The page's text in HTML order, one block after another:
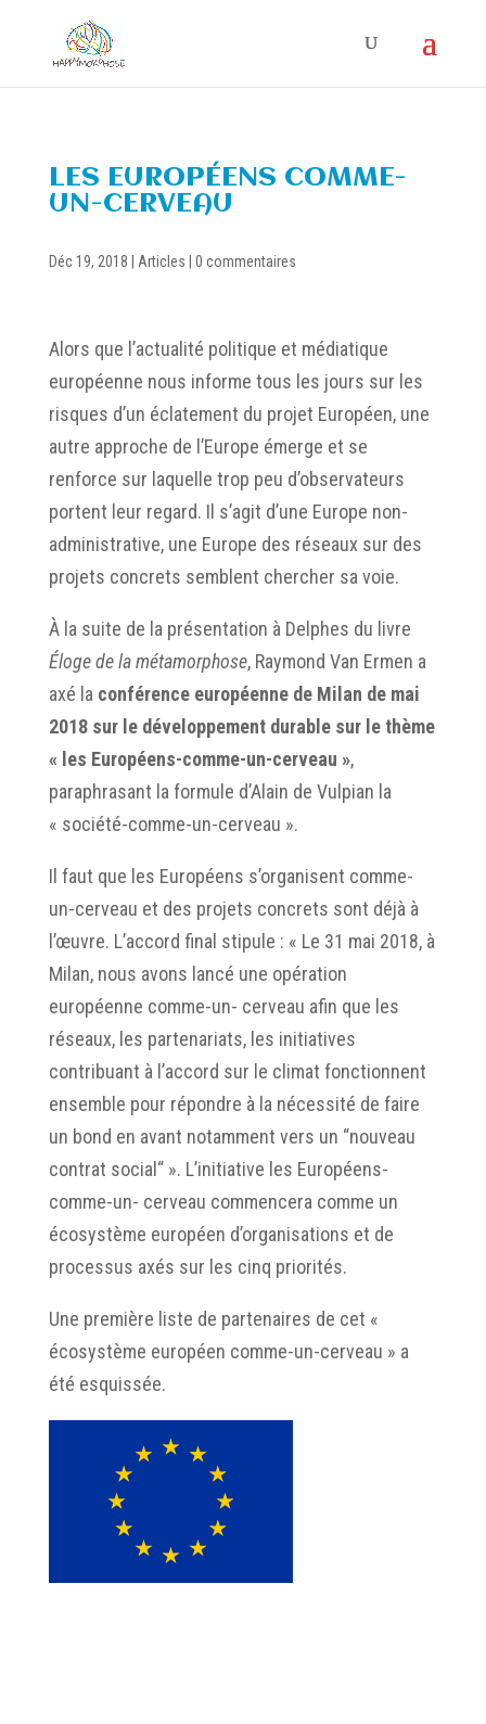
LES EUROPÉENS COMME-
UN-CERVEAU
Déc 19, 2018 Articles 0 commentaires
Alors que l’actualité politique et médiatique
européenne nous informe tous les jours sur les
risques d’un éclatement du projet Européen, une
autre approche de l’Europe émerge et se
renforce sur laquelle trop peu d’observateurs
portent leur regard. Il s’agit d’une Europe non-
administrative, une Europe des réseaux sur des
projets concrets semblent chercher sa voie.
À la suite de la présentation à Delphes du livre
Éloge de la métamorphose, Raymond Van Ermen a
axé la conférence européenne de Milan de mai
2018 sur le développement durable sur le thème
« les Européens-comme-un-cerveau »,
paraphrasant la formule d’Alain de Vulpian la
« société-comme-un-cerveau ».
Il faut que les Européens s’organisent comme-
un-cerveau et des projets concrets sont déjà à
l’œuvre. L’accord final stipule : « Le 31 mai 2018, à
Milan, nous avons lancé une opération
européenne comme-un- cerveau afin que les
réseaux, les partenariats, les initiatives
contribuant à l’accord sur le climat fonctionnent
ensemble pour répondre à la nécessité de faire
un bond en avant notamment vers un “nouveau
contrat social“ ». L’initiative les Européens-
comme-un- cerveau commencera comme un
écosystème européen d’organisations et de
processus axés sur les cinq priorités.
Une première liste de partenaires de cet «
écosystème européen comme-un-cerveau » a
été esquissée.